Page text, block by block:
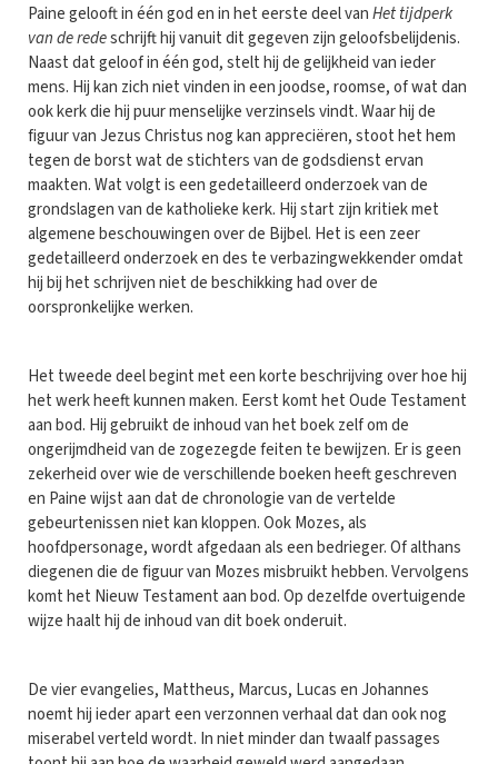
Paine gelooft in één god en in het eerste deel vanHet tijdperk
van de redeschrijft hij vanuit dit gegeven zijn geloofsbelijdenis.
Naast dat geloof in één god, stelt hij de gelijkheid van ieder
mens. Hij kan zich niet vinden in een joodse, roomse, of wat dan
ook kerk die hij puur menselijke verzinsels vindt. Waar hij de
figuur van Jezus Christus nog kan appreciëren, stoot het hem
tegen de borst wat de stichters van de godsdienst ervan
maakten. Wat volgt is een gedetailleerd onderzoek van de
grondslagen van de katholieke kerk. Hij start zijn kritiek met
algemene beschouwingen over de Bijbel. Het is een zeer
gedetailleerd onderzoek en des te verbazingwekkender omdat
hij bij het schrijven niet de beschikking had over de
oorspronkelijke werken.
Het tweede deel begint met een korte beschrijving over hoe hij
het werk heeft kunnen maken. Eerst komt het Oude Testament
aan bod. Hij gebruikt de inhoud van het boek zelf om de
ongerijmdheid van de zogezegde feiten te bewijzen. Er is geen
zekerheid over wie de verschillende boeken heeft geschreven
en Paine wijst aan dat de chronologie van de vertelde
gebeurtenissen niet kan kloppen. Ook Mozes, als
hoofdpersonage, wordt afgedaan als een bedrieger. Of althans
diegenen die de figuur van Mozes misbruikt hebben. Vervolgens
komt het Nieuw Testament aan bod. Op dezelfde overtuigende
wijze haalt hij de inhoud van dit boek onderuit.
De vier evangelies, Mattheus, Marcus, Lucas en Johannes
noemt hij ieder apart een verzonnen verhaal dat dan ook nog
miserabel verteld wordt. In niet minder dan twaalf passages